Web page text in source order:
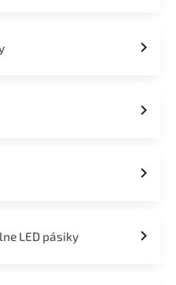
LED pásiky